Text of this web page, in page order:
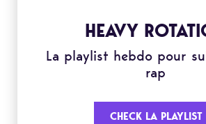
HEAVY
La playlist hebdo pour
rap
CHECK LA PLAYLIST